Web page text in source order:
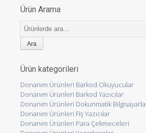
Ürün Arama
Ara:
Ürün kategorileri
Donanım Ürünleri Barkod Okuyucular
Donanım Ürünleri Barkod Yazıcılar
Donanım Ürünleri Dokunmatik
Donanım Ürünleri Fiş Yazıcılar
Donanım Ürünleri Para Çekmeceleri